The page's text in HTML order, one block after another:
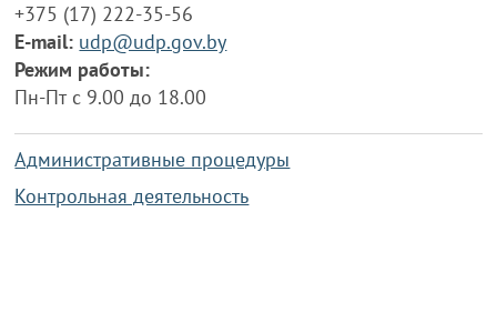
+375 (17) 222-35-56
E-mail: udp@udp.gov.by
Режим работы:
Пн-Пт с 9.00 до 18.00
Административные процедуры
Контрольная деятельность